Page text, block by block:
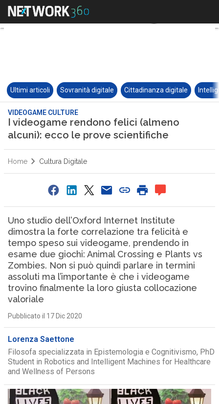
Ultimi articoli Sovranità digitale Cittadinanza digitale
VIDEOGAME CULTURE
I videogame rendono felici (almeno
alcuni): ecco le prove scientifiche
Home Cultura Digitale
Uno studio dell’Oxford Internet Institute
dimostra la forte correlazione tra felicità e
tempo speso sui videogame, prendendo in
esame due giochi: Animal Crossing e Plants vs
Zombies. Non si può quindi parlare in termini
assoluti ma l’importante è che i videogame
trovino finalmente la loro giusta collocazione
valoriale
Pubblicato il 17 Dic 2020
Lorenza Saettone
Filosofa specializzata in Epistemologia e Cognitivismo, PhD
Student in Robotics and Intelligent Machines for Healthcare
and Wellness of Persons